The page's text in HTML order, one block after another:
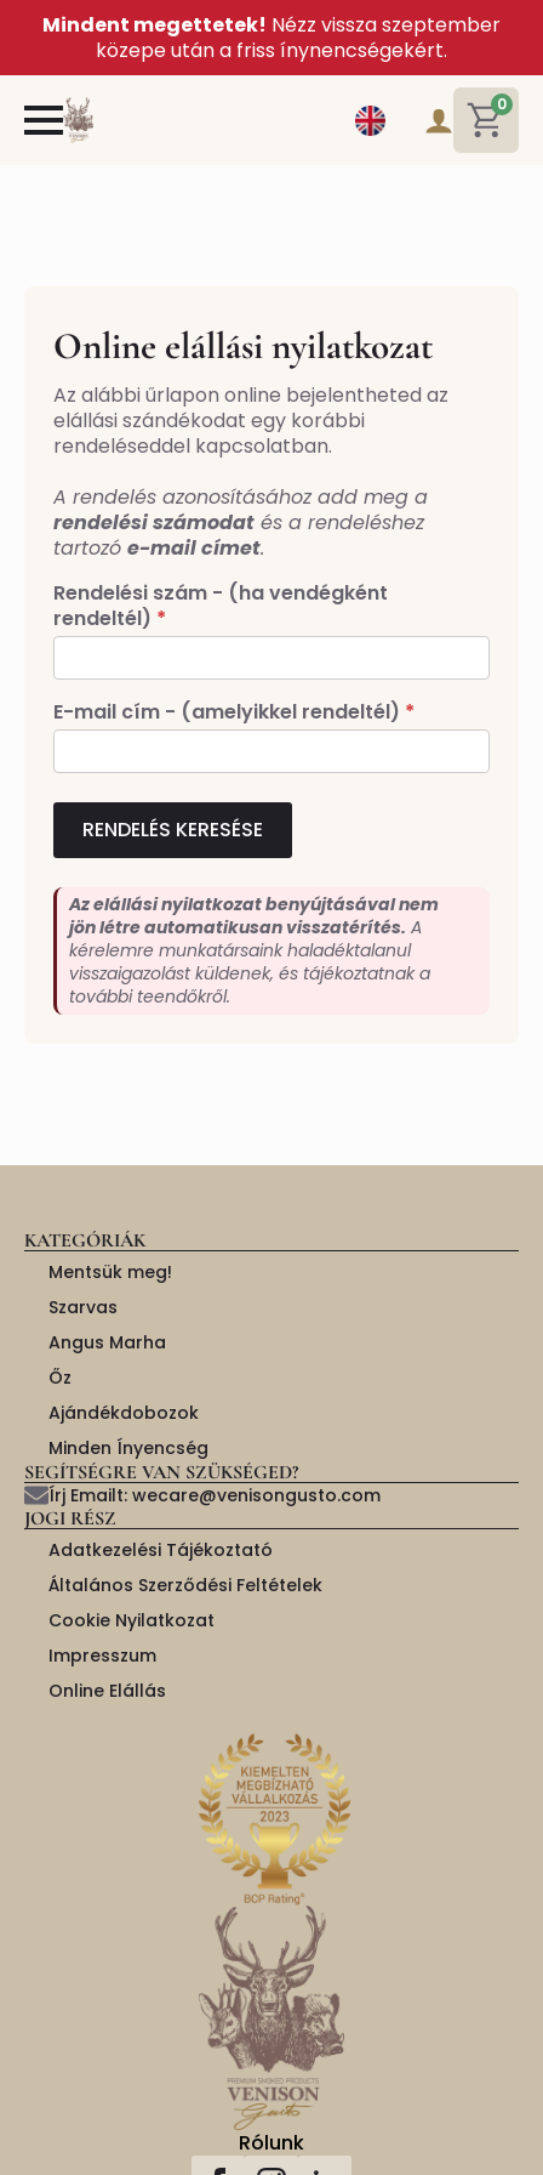
Mindent megettetek! Nézz vissza szeptember
közepe után a friss ínynencségekért.
0
Online elállási nyilatkozat
Az alábbi űrlapon online bejelentheted az
elállási szándékodat egy korábbi
rendeléseddel kapcsolatban.
A rendelés azonosításához add meg a
rendelési számodat és a rendeléshez
tartozó e-mail címet.
Rendelési szám - (ha vendégként
rendeltél) *
E-mail cím - (amelyikkel rendeltél) *
RENDELÉS KERESÉSE
Az elállási nyilatkozat benyújtásával nem
jön létre automatikusan visszatérítés. A
kérelemre munkatársaink haladéktalanul
visszaigazolást küldenek, és tájékoztatnak a
további teendőkről.
KATEGÓRIÁK
Mentsük meg!
Szarvas
Angus Marha
Őz
Ajándékdobozok
Minden Ínyencség
SEGÍTSÉGRE VAN SZÜKSÉGED?
Írj Emailt: wecare@venisongusto.com
JOGI RÉSZ
Adatkezelési Tájékoztató
Általános Szerződési Feltételek
Cookie Nyilatkozat
Impresszum
Online Elállás
Rólunk